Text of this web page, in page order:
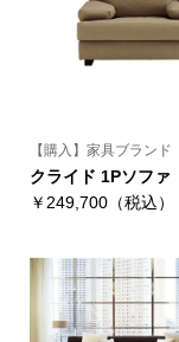
【購入】家具ブランド
クライド 1Pソファ
￥249,700（税込）